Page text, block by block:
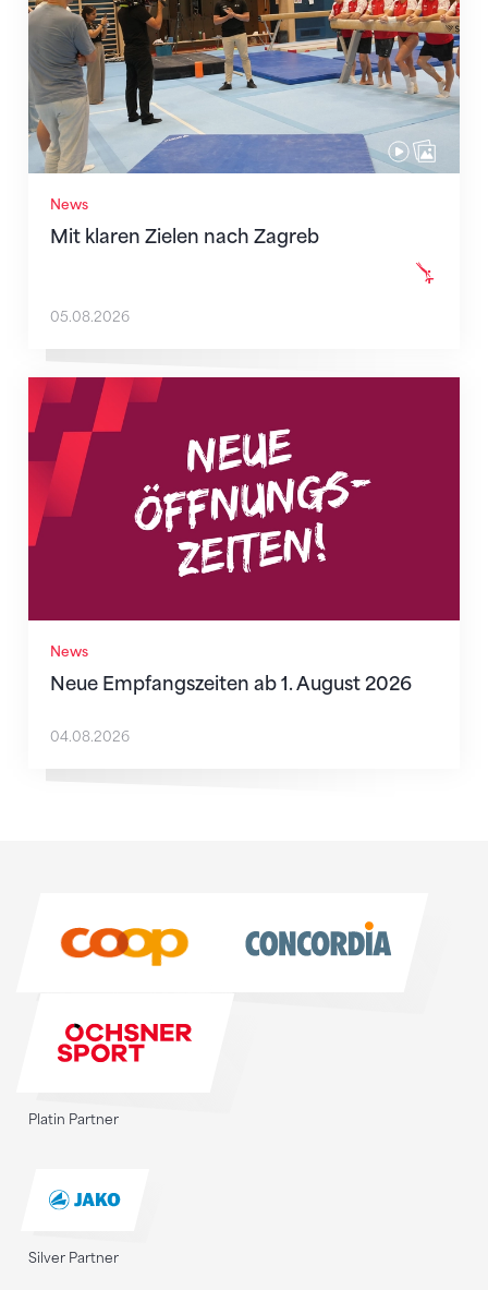
News
Mit klaren Zielen nach Zagreb
05.08.2026
News
Neue Empfangszeiten ab 1. August 2026
Neue Empfangszeiten ab 1. August 2026
04.08.2026
Platin Partner
Silver Partner